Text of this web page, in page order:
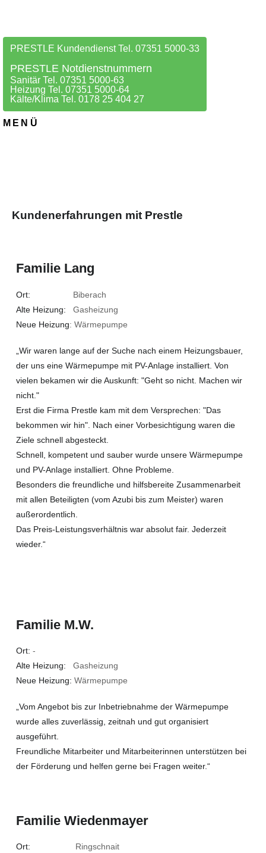
PRESTLE Kundendienst Tel. 07351 5000-33
PRESTLE Notdienstnummern
Sanitär Tel. 07351 5000-63
Heizung Tel. 07351 5000-64
Kälte/Klima Tel. 0178 25 404 27
MENÜ
Kundenerfahrungen mit Prestle
Familie Lang
Ort: Biberach
Alte Heizung: Gasheizung
Neue Heizung: Wärmepumpe
„Wir waren lange auf der Suche nach einem Heizungsbauer,
der uns eine Wärmepumpe mit PV-Anlage installiert. Von
vielen bekamen wir die Auskunft: "Geht so nicht. Machen wir
nicht."
Erst die Firma Prestle kam mit dem Versprechen: "Das
bekommen wir hin". Nach einer Vorbesichtigung waren die
Ziele schnell abgesteckt.
Schnell, kompetent und sauber wurde unsere Wärmepumpe
und PV-Anlage installiert. Ohne Probleme.
Besonders die freundliche und hilfsbereite Zusammenarbeit
mit allen Beteiligten (vom Azubi bis zum Meister) waren
außerordentlich.
Das Preis-Leistungsverhältnis war absolut fair. Jederzeit
wieder.“
Familie M.W.
Ort: -
Alte Heizung: Gasheizung
Neue Heizung: Wärmepumpe
„Vom Angebot bis zur Inbetriebnahme der Wärmepumpe
wurde alles zuverlässig, zeitnah und gut organisiert
ausgeführt.
Freundliche Mitarbeiter und Mitarbeiterinnen unterstützen bei
der Förderung und helfen gerne bei Fragen weiter.“
Familie Wiedenmayer
Ort: Ringschnait